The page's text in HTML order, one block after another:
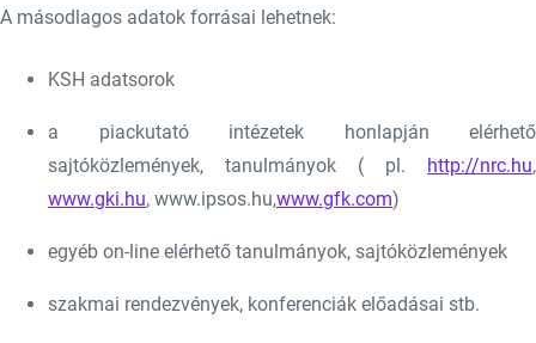
A másodlagos adatok forrásai lehetnek:
KSH adatsorok
a piackutató intézetek honlapján elérhető
sajtóközlemények, tanulmányok ( pl. http://nrc.hu,
www.gki.hu, www.ipsos.hu,www.gfk.com)
egyéb on-line elérhető tanulmányok, sajtóközlemények
szakmai rendezvények, konferenciák előadásai stb.